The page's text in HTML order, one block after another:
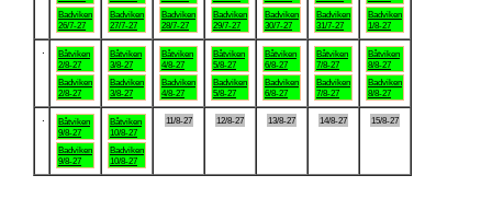
Badviken
26/7-27
Badviken
27/7-27
Badviken
28/7-27
Badviken
29/7-27
Badviken
30/7-27
Badviken
31/7-27
Badviken
1/8-27
Båtviken
2/8-27
Badviken
2/8-27
Båtviken
3/8-27
Badviken
3/8-27
Båtviken
4/8-27
Badviken
4/8-27
Båtviken
5/8-27
Badviken
5/8-27
Båtviken
6/8-27
Badviken
6/8-27
Båtviken
7/8-27
Badviken
7/8-27
Båtviken
8/8-27
Badviken
8/8-27
Båtviken
9/8-27
Badviken
9/8-27
Båtviken
10/8-27
Badviken
10/8-27
11/8-27 12/8-27 13/8-27 14/8-27 15/8-27